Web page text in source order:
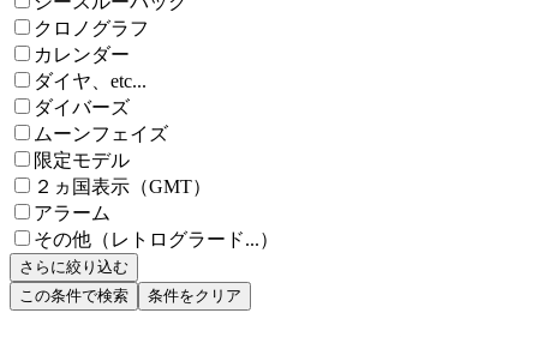
クロノグラフ
カレンダー
ダイヤ、etc...
ダイバーズ
ムーンフェイズ
限定モデル
２ヵ国表示（GMT）
アラーム
その他（レトログラード...）
さらに絞り込む
この条件で検索
条件をクリア